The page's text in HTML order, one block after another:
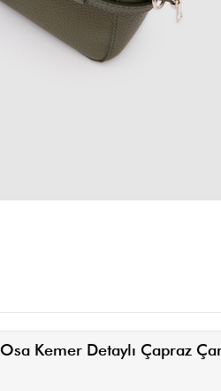
Osa Kemer Detaylı Çapraz